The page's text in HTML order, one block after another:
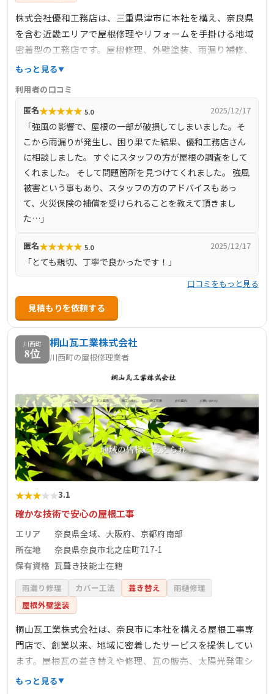
株式会社優和工務店は、三重県津市に本社を構え、奈良県
を含む近畿エリアで屋根修理やリフォームを手掛ける地域
密着型の工務店です。屋根修理、外壁塗装、雨漏り補修、
防水工事など、建物の寿命や安全性に関わる様々な作業を
ーズに合わせて適切な工事を提供しています。瓦1枚の交
換、樋の清掃など小さな工事も迅速・丁寧に対応し、施工
後のアフターフォローも万全です。
もっと見る
利用者の口コミ
匿名★★★★★ 5.0 2025/12/17
「強風の影響で、屋根の一部が破損してしまいました。そ
こから雨漏りが発生し、困り果てた結果、優和工務店さん
に相談しました。 すぐにスタッフの方が屋根の調査をして
くれました。 そして問題箇所を見つけてくれました。 強風
被害という事もあり、スタッフの方のアドバイスもあっ
て、火災保険の補償を受けられることを教えて頂きまし
た…」
匿名★★★★★ 5.0 2025/12/17
「とても親切、丁寧で良かったです！」
口コミをもっと見る
見積もりを依頼する
川西町
8位
桐山瓦工業株式会社
川西町の屋根修理業者
★★★★★3.1
確かな技術で安心の屋根工事
エリア
奈良県全域、大阪府、京都府南部
所在地
奈良県奈良市北之庄町717-1
保有資格 瓦葺き技能士在籍
雨漏り修理 カバー工法 葺き替え
雨樋修理
屋根外壁塗装
桐山瓦工業株式会社は、奈良市に本社を構える屋根工事専
門店で、創業以来、地域に密着したサービスを提供してい
ます。屋根瓦の葺き替えや修理、瓦の販売、太陽光発電シ
ステムの設置など、多岐にわたる業務を展開しています。
もっと見る